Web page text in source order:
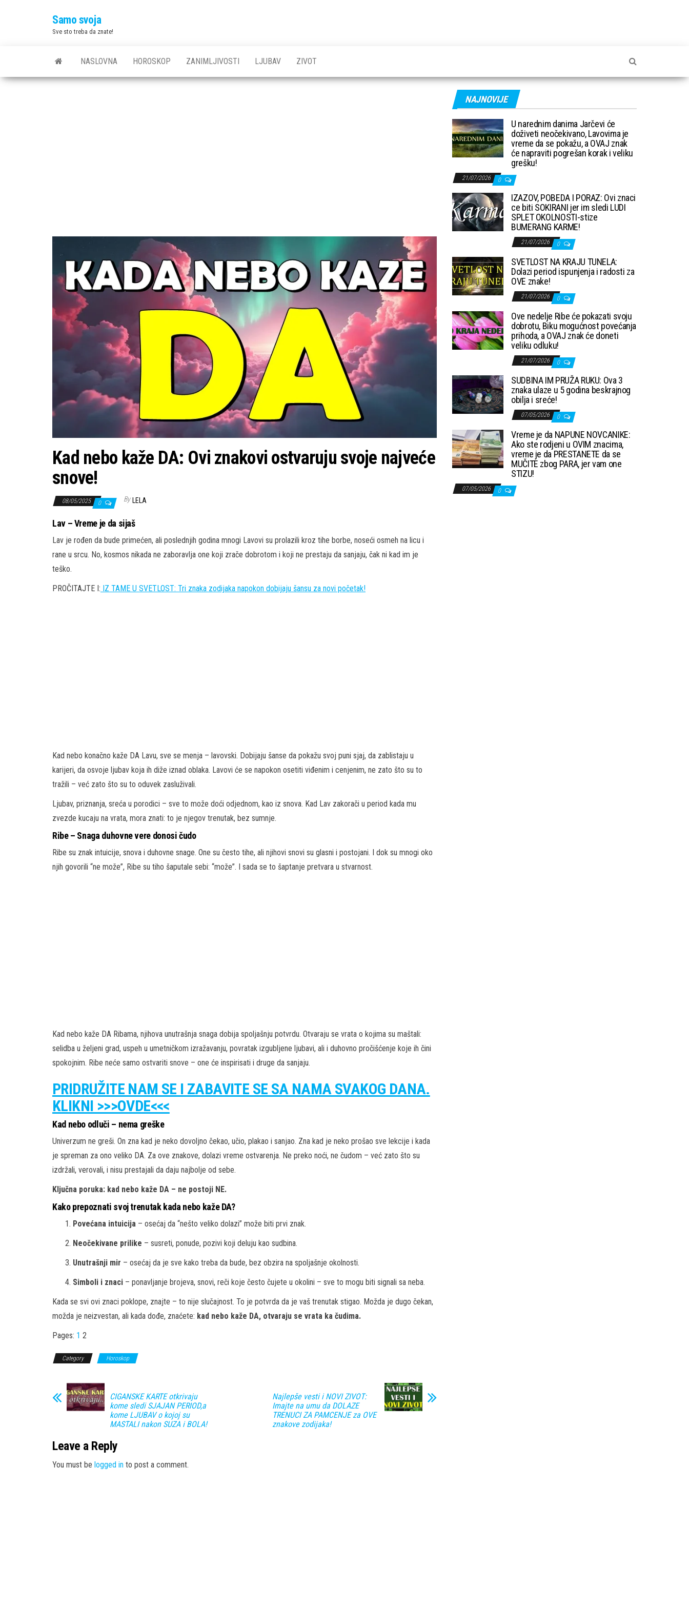
Samo svoja
Sve sto treba da znate!
NASLOVNA HOROSKOP ZANIMLJIVOSTI LJUBAV ZIVOT
Kad nebo kaže DA: Ovi znakovi ostvaruju svoje najveće
snove!
08/05/2025 0 By LELA
Lav – Vreme je da sijaš
Lav je rođen da bude primećen, ali poslednjih godina mnogi Lavovi su prolazili kroz tihe borbe, noseći osmeh na licu i
rane u srcu. No, kosmos nikada ne zaboravlja one koji zrače dobrotom i koji ne prestaju da sanjaju, čak ni kad im je
teško.
PROČITAJTE I: IZ TAME U SVETLOST: Tri znaka zodijaka napokon dobijaju šansu za novi početak!
Kad nebo konačno kaže DA Lavu, sve se menja – lavovski. Dobijaju šanse da pokažu svoj puni sjaj, da zablistaju u
karijeri, da osvoje ljubav koja ih diže iznad oblaka. Lavovi će se napokon osetiti viđenim i cenjenim, ne zato što su to
tražili – već zato što su to oduvek zasluživali.
Ljubav, priznanja, sreća u porodici – sve to može doći odjednom, kao iz snova. Kad Lav zakorači u period kada mu
zvezde kucaju na vrata, mora znati: to je njegov trenutak, bez sumnje.
Ribe – Snaga duhovne vere donosi čudo
Ribe su znak intuicije, snova i duhovne snage. One su često tihe, ali njihovi snovi su glasni i postojani. I dok su mnogi oko
njih govorili “ne može”, Ribe su tiho šaputale sebi: “može”. I sada se to šaptanje pretvara u stvarnost.
Kad nebo kaže DA Ribama, njihova unutrašnja snaga dobija spoljašnju potvrdu. Otvaraju se vrata o kojima su maštali:
selidba u željeni grad, uspeh u umetničkom izražavanju, povratak izgubljene ljubavi, ali i duhovno pročišćenje koje ih čini
spokojnim. Ribe neće samo ostvariti snove – one će inspirisati i druge da sanjaju.
PRIDRUŽITE NAM SE I ZABAVITE SE SA NAMA SVAKOG DANA.
KLIKNI >>>OVDE<<<
Kad nebo odluči – nema greške
Univerzum ne greši. On zna kad je neko dovoljno čekao, učio, plakao i sanjao. Zna kad je neko prošao sve lekcije i kada
je spreman za ono veliko DA. Za ove znakove, dolazi vreme ostvarenja. Ne preko noći, ne čudom – već zato što su
izdržali, verovali, i nisu prestajali da daju najbolje od sebe.
Ključna poruka: kad nebo kaže DA – ne postoji NE.
Kako prepoznati svoj trenutak kada nebo kaže DA?
Povećana intuicija – osećaj da “nešto veliko dolazi” može biti prvi znak.
Neočekivane prilike – susreti, ponude, pozivi koji deluju kao sudbina.
Unutrašnji mir – osećaj da je sve kako treba da bude, bez obzira na spoljašnje okolnosti.
Simboli i znaci – ponavljanje brojeva, snovi, reči koje često čujete u okolini – sve to mogu biti signali sa neba.
Kada se svi ovi znaci poklope, znajte – to nije slučajnost. To je potvrda da je vaš trenutak stigao. Možda je dugo čekan,
možda je neizvestan, ali kada dođe, znaćete: kad nebo kaže DA, otvaraju se vrata ka čudima.
Pages: 1 2
Category Horoskop
CIGANSKE KARTE otkrivaju
kome sledi SJAJAN PERIOD,a
kome LJUBAV o kojoj su
MASTALI nakon SUZA i BOLA!
Najlepše vesti i NOVI ZIVOT:
Imajte na umu da DOLAZE
TRENUCI ZA PAMCENJE za OVE
znakove zodijaka!
Leave a Reply
You must be logged in to post a comment.
NAJNOVIJE
U narednim danima Jarčevi će
doživeti neočekivano, Lavovima je
vreme da se pokažu, a OVAJ znak
će napraviti pogrešan korak i veliku
grešku!
21/07/2026 0
IZAZOV, POBEDA I PORAZ: Ovi znaci
ce biti SOKIRANI jer im sledi LUDI
SPLET OKOLNOSTI-stize
BUMERANG KARME!
21/07/2026 0
SVETLOST NA KRAJU TUNELA:
Dolazi period ispunjenja i radosti za
OVE znake!
21/07/2026 0
Ove nedelje Ribe će pokazati svoju
dobrotu, Biku mogućnost povećanja
prihoda, a OVAJ znak će doneti
veliku odluku!
21/07/2026 0
SUDBINA IM PRUŽA RUKU: Ova 3
znaka ulaze u 5 godina beskrajnog
obilja i sreće!
07/05/2026 0
Vreme je da NAPUNE NOVCANIKE:
Ako ste rodjeni u OVIM znacima,
vreme je da PRESTANETE da se
MUČITE zbog PARA, jer vam one
STIZU!
07/05/2026 0